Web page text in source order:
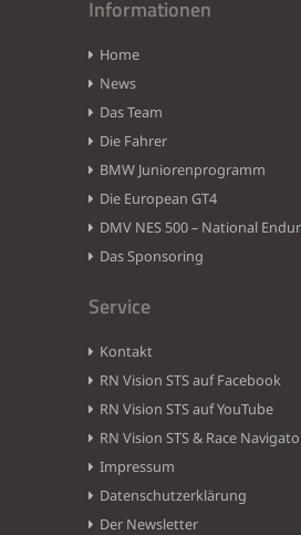
Informationen
Home
News
Das Team
Die Fahrer
BMW Juniorenprogramm
Die European GT4
DMV NES 500 – National
Das Sponsoring
Service
Kontakt
RN Vision STS auf Facebook
RN Vision STS auf YouTube
RN Vision STS & Race
Impressum
Datenschutzerklärung
Der Newsletter